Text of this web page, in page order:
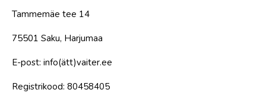
Tammemäe tee 14
75501 Saku, Harjumaa
E-post: info(ätt)vaiter.ee
Registrikood: 80458405